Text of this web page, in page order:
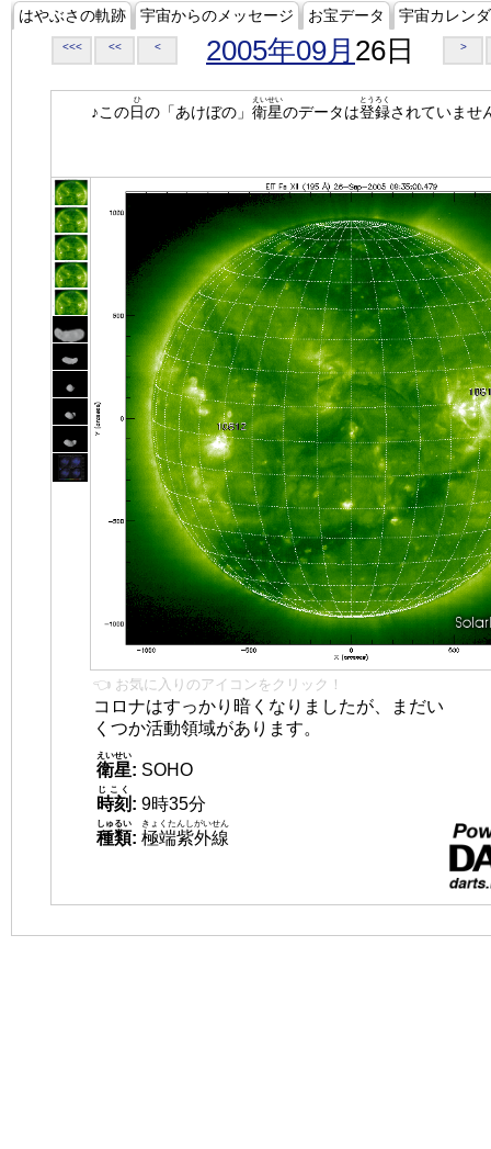
はやぶさの軌跡 宇宙からのメッセージ お宝データ 宇宙カレン
<<< << < 2005年09月 26日 >
♪この日
ひ
の「あけぼの」 衛星
えいせい
のデータは登録
とうろく
されていませ
👈 お気に入りのアイコンをクリック！
コロナはすっかり暗くなりましたが、まだい
くつか活動領域があります。
衛星
えいせい
: SOHO
時刻
じこく
: 9時35分
種類
しゅるい
: 極端紫外線
きょくたんしがいせん